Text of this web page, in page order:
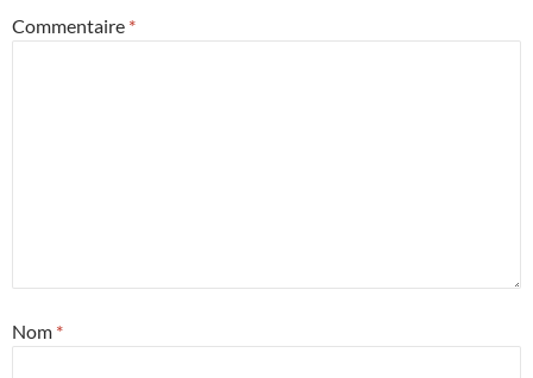
Commentaire *
Nom *